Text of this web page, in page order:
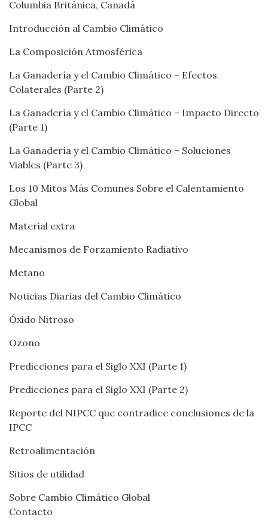
Columbia Británica, Canadá
Introducción al Cambio Climático
La Composición Atmosférica
La Ganadería y el Cambio Climático – Efectos
Colaterales (Parte 2)
La Ganadería y el Cambio Climático – Impacto Directo
(Parte 1)
La Ganadería y el Cambio Climático – Soluciones
Viables (Parte 3)
Los 10 Mitos Más Comunes Sobre el Calentamiento
Global
Material extra
Mecanismos de Forzamiento Radiativo
Metano
Noticias Diarias del Cambio Climático
Óxido Nitroso
Ozono
Predicciones para el Siglo XXI (Parte 1)
Predicciones para el Siglo XXI (Parte 2)
Reporte del NIPCC que contradice conclusiones de la
IPCC
Retroalimentación
Sitios de utilidad
Sobre Cambio Climático Global
Contacto